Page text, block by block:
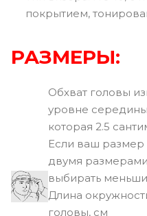
покрытием,
РАЗМЕРЫ:
Обхват головы
уровне
которая 2.5
Если ваш размер
двумя размерами
выбирать
Длина
головы, см